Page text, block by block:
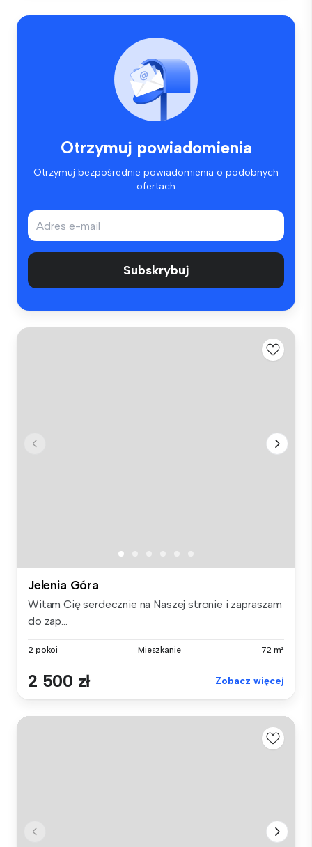
Otrzymuj powiadomienia
Otrzymuj bezpośrednie powiadomienia o podobnych
ofertach
Subskrybuj
Jelenia Góra
Witam Cię serdecznie na Naszej stronie i zapraszam
do zap...
2 pokoi Mieszkanie 72 m²
2 500 zł Zobacz więcej